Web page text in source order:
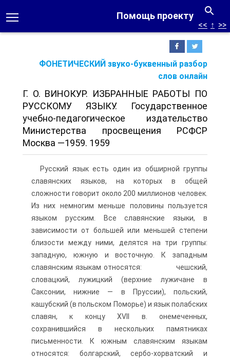
Помощь проекту
ФОНЕТИЧЕСКИЙ звуко-буквенный разбор
слов онлайн
<< ↑ >>
Г. О. ВИНОКУР. ИЗБРАННЫЕ РАБОТЫ ПО
РУССКОМУ ЯЗЫКУ. Государственное
учебно-педагогическое издательство
Министерства просвещения РСФСР
Москва —1959. 1959
Русский язык есть один из обширной группы
славянских языков, на которых в общей
сложности говорит около 200 миллионов человек.
Из них немногим меньше половины пользуется
языком русским. Все славянские языки, в
зависимости от большей или меньшей степени
близости между ними, делятся на три группы:
западную, южную и восточную. К западным
славянским языкам относятся: чешский,
словацкий, лужицкий (верхние лужичане в
Саксонии, нижние — в Пруссии), польский,
кашубский (в польском Поморье) и язык полабских
славян, к концу XVII в. онемеченных,
сохранившийся в нескольких памятниках
письменности. К южным славянским языкам
относятся: болгарский, сербо-хорватский и